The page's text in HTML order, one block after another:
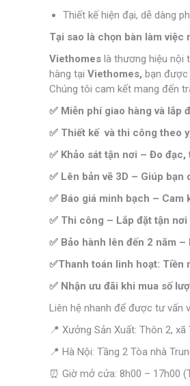
Thiết kế hiện đại, dễ dàng
Tại sao là chọn bàn làm
Viethomes là thương hiệu nội
hàng tại Viethomes, bạn được
Chúng tôi cam kết mang đến
✅ Miễn phí giao hàng và lắp
✅ Thiết kế và thi công theo
✅ Khảo sát tận nơi – Đo đạc,
✅ Lên bản vẽ 3D – Giúp
✅ Báo giá minh bạch –
✅ Thi công – Lắp đặt tận
✅ Bảo hành lên đến 2 năm
✅Thanh toán linh hoạt: Tiền
✅ Nhận ưu đãi khi mua số
Liên hệ nhanh để được tư vấn
📍 Xưởng Sản Xuất: Thôn 2,
📍 Hà Nội: Tầng 2 Tòa nhà
⏰ Giờ mở cửa: 8h00 – 17h00